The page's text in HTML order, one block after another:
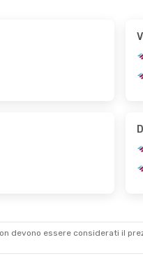
devono essere considerati il